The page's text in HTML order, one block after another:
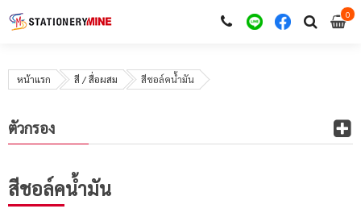
00
หน้าแรก สี / สื่อผสม สีชอล์คน้ำมัน
สีชอล์คน้ำมัน
ตัวกรอง